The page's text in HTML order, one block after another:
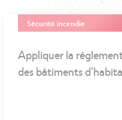
Sécurité incendie
Appliquer la
des bâtiments